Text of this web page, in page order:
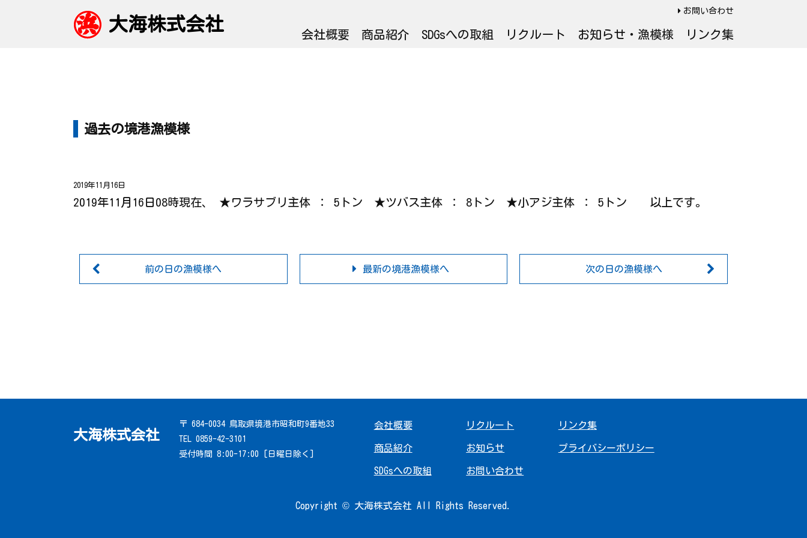
大海株式会社
お問い合わせ
会社概要 商品紹介 SDGsへの取組 リクルート お知らせ・漁模様 リンク集
過去の境港漁模様
2019年11月16日
2019年11月16日08時現在、 ★ワラサブリ主体 ： 5トン ★ツバス主体 ： 8トン ★小アジ主体 ： 5トン 以上です。
前の日の漁模様へ 最新の境港漁模様へ 次の日の漁模様へ
大海株式会社
〒 684-0034 鳥取県境港市昭和町9番地33
TEL 0859-42-3101
受付時間 8:00-17:00 [日曜日除く]
会社概要
商品紹介
SDGsへの取組
リクルート
お知らせ
お問い合わせ
リンク集
プライバシーポリシー
Copyright © 大海株式会社 All Rights Reserved.